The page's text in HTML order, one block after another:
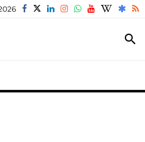
search